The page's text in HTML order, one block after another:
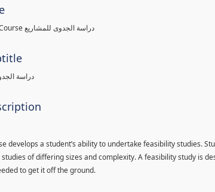
Feasibility study Course دراسة الجدوى للمشاريع
دراسة
develops a student’s ability to undertake feasibility studies.
of differing sizes and complexity. A feasibility study is
to get it off the ground.